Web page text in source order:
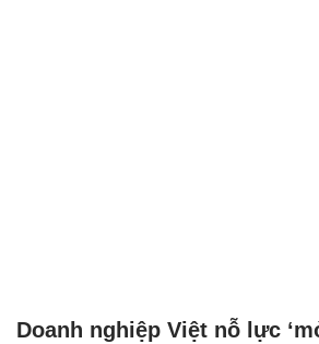
Doanh nghiệp Việt nỗ lực